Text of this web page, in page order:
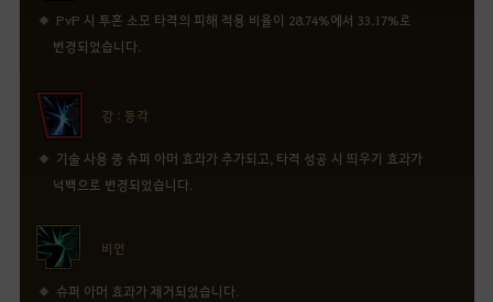
PvP 시 투혼 소모 타격의 피해 적용 비율이 28.74%에서 33.17%로
변경되었습니다.
강 : 등각
기술 사용 중 슈퍼 아머 효과가 추가되고, 타격 성공 시 띄우기 효과가
넉백으로 변경되었습니다.
비연
슈퍼 아머 효과가 제거되었습니다.